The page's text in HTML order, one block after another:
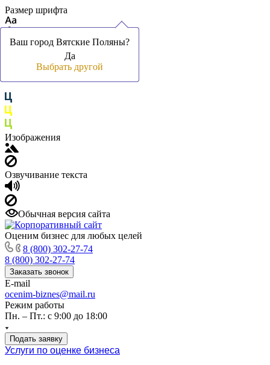
Размер шрифта
Цвет фона и шрифта
Изображения
Озвучивание текста
Обычная версия сайта
Оценим бизнес для любых целей
8 (800) 302-27-74
8 (800) 302-27-74
Заказать звонок
E-mail
ocenim-biznes@mail.ru
Режим работы
Пн. – Пт.: с 9:00 до 18:00
Подать заявку
Услуги по оценке бизнеса
Ваш город Вятские Поляны?
Да
Выбрать другой
Ваш город Вятские Поляны?
Да
Выбрать другой
Ваш город Вятские Поляны?
Да
Выбрать другой